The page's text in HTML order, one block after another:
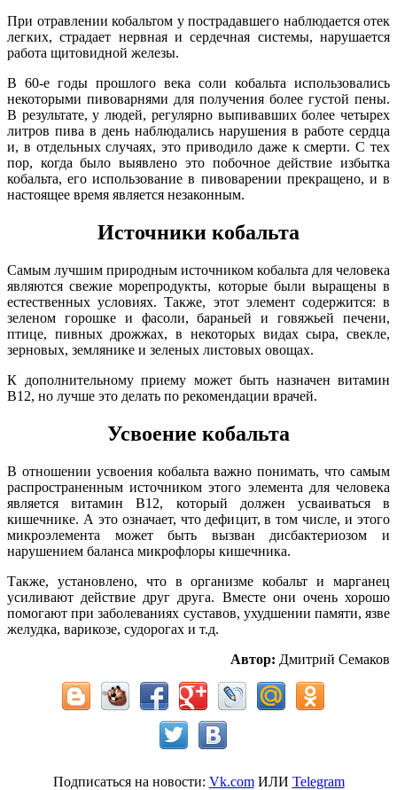
При отравлении кобальтом у пострадавшего наблюдается отек
легких, страдает нервная и сердечная системы, нарушается
работа щитовидной железы.
В 60-е годы прошлого века соли кобальта использовались
некоторыми пивоварнями для получения более густой пены.
В результате, у людей, регулярно выпивавших более четырех
литров пива в день наблюдались нарушения в работе сердца
и, в отдельных случаях, это приводило даже к смерти. С тех
пор, когда было выявлено это побочное действие избытка
кобальта, его использование в пивоварении прекращено, и в
настоящее время является незаконным.
Источники кобальта
Самым лучшим природным источником кобальта для человека
являются свежие морепродукты, которые были выращены в
естественных условиях. Также, этот элемент содержится: в
зеленом горошке и фасоли, бараньей и говяжьей печени,
птице, пивных дрожжах, в некоторых видах сыра, свекле,
зерновых, землянике и зеленых листовых овощах.
К дополнительному приему может быть назначен витамин
B12, но лучше это делать по рекомендации врачей.
Усвоение кобальта
В отношении усвоения кобальта важно понимать, что самым
распространенным источником этого элемента для человека
является витамин B12, который должен усваиваться в
кишечнике. А это означает, что дефицит, в том числе, и этого
микроэлемента может быть вызван дисбактериозом и
нарушением баланса микрофлоры кишечника.
Также, установлено, что в организме кобальт и марганец
усиливают действие друг друга. Вместе они очень хорошо
помогают при заболеваниях суставов, ухудшении памяти, язве
желудка, варикозе, судорогах и т.д.
Автор: Дмитрий Семаков
Подписаться на новости: Vk.comИЛИ Telegram